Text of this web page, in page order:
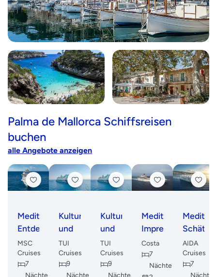
Palma de Mallorca Schiffsreisen
buchen
alle Angebote anzeigen
Mediterrane
Entdeckungsreise
MSC
Cruises
7
Kultur
und
Natur
am
Mittelmeer
TUI
Cruises
9
Kultur
und
Natur
am
Mittelmeer
TUI
Cruises
9
Mediterrane
Impressionen:
Inseln
und
Küstenzauber
Costa
7
Nächte
Schätze
mit
Korsika
ab
AIDA
Cruises
7